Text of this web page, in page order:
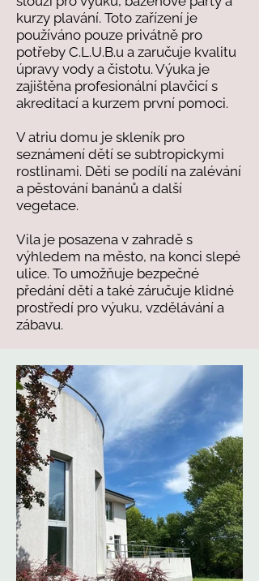
kurzy plavání. Toto zařízení je
používáno pouze privátně pro
potřeby C.L.U.B.u a zaručuje kvalitu
úpravy vody a čistotu. Výuka je
zajištěna profesionální plavčicí s
akreditací a kurzem první pomoci.
V atriu domu je skleník pro
seznámení dětí se subtropickymi
rostlinami. Děti se podílí na zalévání
a pěstování banánů a další
vegetace.
Vila je posazena v zahradě s
výhledem na město, na konci slepé
ulice. To umožňuje bezpečné
předání dětí a také záručuje klidné
prostředí pro výuku, vzdělávání a
zábavu.